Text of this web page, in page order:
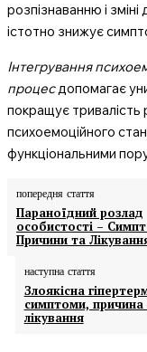
розпізнаванню і
істотно знижує
Інтегрування
процесдопомагає
покращує тривалість
психоемоційного
функціональними
попередня стаття
Параноїдний розлад
особистості –
Причини та
наступна стаття
Злоякісна
симптоми, причина
лікування